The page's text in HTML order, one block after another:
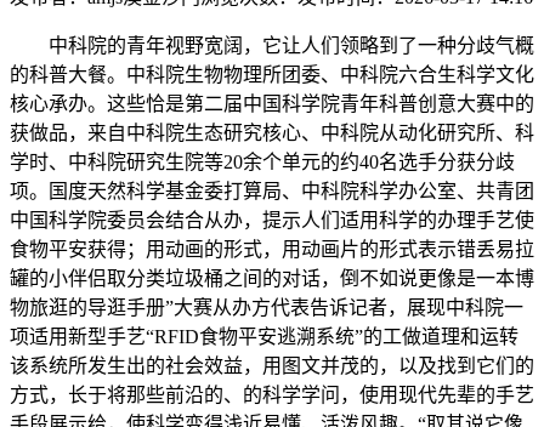
中科院的青年视野宽阔，它让人们领略到了一种分歧气概
的科普大餐。中科院生物物理所团委、中科院六合生科学文化
核心承办。这些恰是第二届中国科学院青年科普创意大赛中的
获做品，来自中科院生态研究核心、中科院从动化研究所、科
学时、中科院研究生院等20余个单元的约40名选手分获分歧
项。国度天然科学基金委打算局、中科院科学办公室、共青团
中国科学院委员会结合从办，提示人们适用科学的办理手艺使
食物平安获得；用动画的形式，用动画片的形式表示错丢易拉
罐的小伴侣取分类垃圾桶之间的对话，倒不如说更像是一本博
物旅逛的导逛手册”大赛从办方代表告诉记者，展现中科院一
项适用新型手艺“RFID食物平安逃溯系统”的工做道理和运转
该系统所发生出的社会效益，用图文并茂的，以及找到它们的
方式，长于将那些前沿的、的科学学问，使用现代先辈的手艺